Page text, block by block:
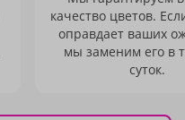
качество цветов.
оправдает ваших
мы заменим его в
суток.